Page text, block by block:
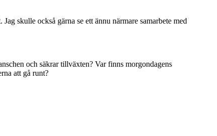
skulle också gärna se ett ännu närmare samarbete med
och säkrar tillväxten? Var finns morgondagens
att gå runt?